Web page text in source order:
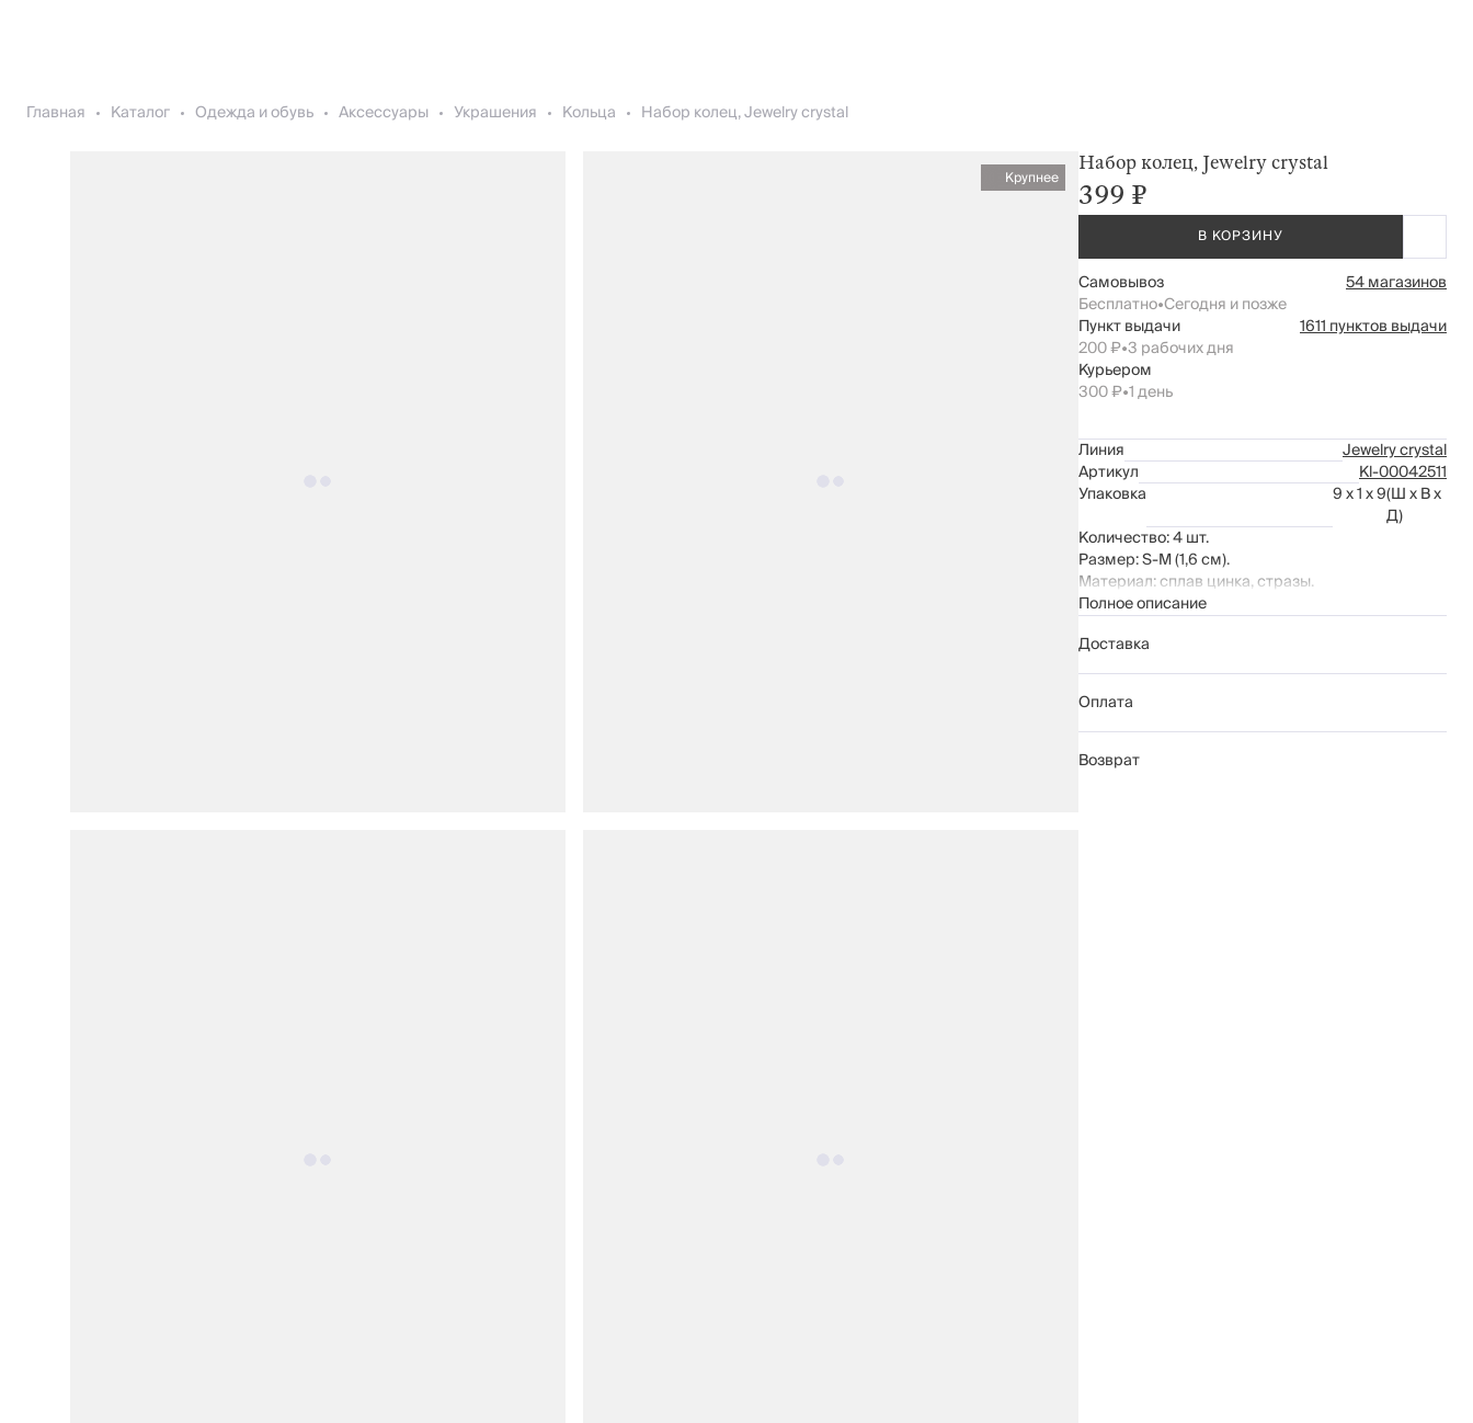
Главная Каталог Одежда и обувь Аксессуары Украшения Кольца Набор колец, Jewelry crystal
Крупнее
Набор колец, Jewelry crystal
399 ₽
В КОРЗИНУ
Самовывоз
54 магазинов
Бесплатно•Сегодня и позже
Пункт выдачи
1611 пунктов выдачи
200 ₽•3 рабочих дня
Курьером
300 ₽•1 день
Линия
Jewelry crystal
Артикул
Kl-00042511
Упаковка
9 x 1 x 9(Ш x В x
Д)
Количество: 4 шт.
Размер: S-M (1,6 см).
Материал: сплав цинка, стразы.
Полное описание
Доставка
Оплата
Возврат